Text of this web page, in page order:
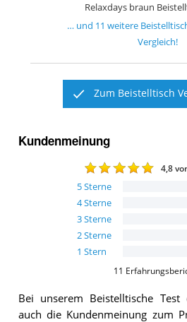
Relaxdays braun
… und 11 weitere
Vergleich!
Zum Beistelltisch
Kundenmeinung
4,8
5Sterne
4Sterne
3Sterne
2Sterne
1 Stern
11
Bei unserem Beistelltische Test
auch die Kundenmeinung zum